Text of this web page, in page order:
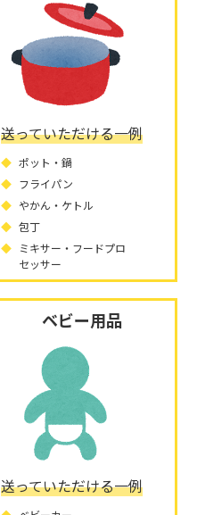
送っていただける一例
ポット・鍋
フライパン
やかん・ケトル
包丁
ミキサー・フードプロ
セッサー
ベビー用品
送っていただける一例